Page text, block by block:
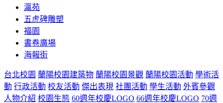
瀛苑
五虎碑雕塑
福園
書卷廣場
海報街
台北校園 蘭陽校園建築物 蘭陽校園景觀 蘭陽校園活動 學術活
動 行政活動 校友活動 傑出表現 社團活動 學生活動 外賓參觀
人物介紹 校園生態 60週年校慶LOGO 66週年校慶LOGO 70週